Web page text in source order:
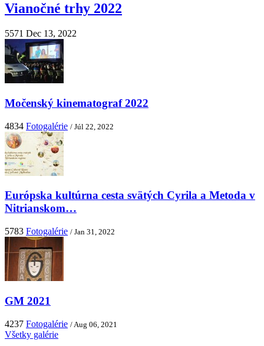
Vianočné trhy 2022
5571 Dec 13, 2022
Močenský kinematograf 2022
4834 Fotogalérie / Júl 22, 2022
Európska kultúrna cesta svätých Cyrila a Metoda v
Nitrianskom…
5783 Fotogalérie / Jan 31, 2022
GM 2021
4237 Fotogalérie / Aug 06, 2021
Všetky galérie